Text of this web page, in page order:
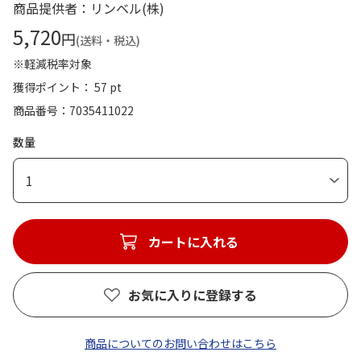
商品提供者：リンベル(株)
5,720円(送料・税込)
※軽減税率対象
獲得ポイント： 57 pt
商品番号
7035411022
数量
1
カートに入れる
お気に入りに登録する
商品についてのお問い合わせはこちら